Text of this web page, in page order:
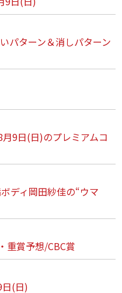
パターン＆消しパターン
9日(日)のプレミアムコ
ディ岡田紗佳の“ウマ
重賞予想/CBC賞
(日)